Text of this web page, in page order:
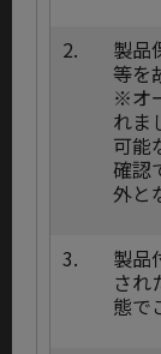
2.
製品
等を
※オ
れま
可能
確認
外と
3.
製品
され
態で